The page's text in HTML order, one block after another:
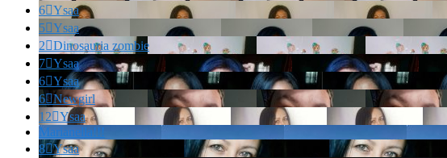
6Ysaa
5Ysaa
2Dinosauria zombie
7Ysaa
6Ysaa
6Newgirl
12Ysaa
Marianella!!!
8Ysaa